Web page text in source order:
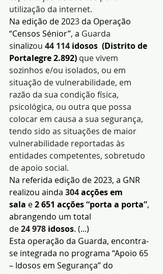
utilização da internet.
Na edição de 2023 da Operação
“Censos Sénior”, a Guarda
sinalizou 44 114 idosos  (Distrito de
Portalegre 2.892) que vivem
sozinhos e/ou isolados, ou em
situação de vulnerabilidade, em
razão da sua condição física,
psicológica, ou outra que possa
colocar em causa a sua segurança,
tendo sido as situações de maior
vulnerabilidade reportadas às
entidades competentes, sobretudo
de apoio social.
Na referida edição de 2023, a GNR
realizou ainda 304 acções em
sala e 2 651 acções “porta a porta”,
abrangendo um total
de 24 978 idosos. (...)
Esta operação da Guarda, encontra-
se integrada no programa “Apoio 65
– Idosos em Segurança” do